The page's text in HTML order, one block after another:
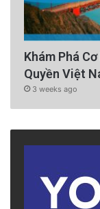
Khám Phá
Quyền Việt
3 weeks ago